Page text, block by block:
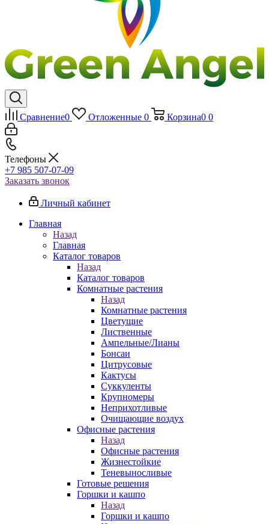
Сравнение0 Отложенные 0 Корзина0 0
Телефоны
+7 985 507-07-09
Заказать звонок
Личный кабинет
Главная
Назад
Главная
Каталог товаров
Назад
Каталог товаров
Комнатные растения
Назад
Комнатные растения
Цветущие
Лиственные
Ампельные/Лианы
Бонсаи
Цитрусовые
Кактусы
Суккуленты
Крупномеры
Неприхотливые
Очищающие воздух
Офисные растения
Назад
Офисные растения
Жизнестойкие
Теневыносливые
Готовые решения
Горшки и кашпо
Назад
Горшки и кашпо